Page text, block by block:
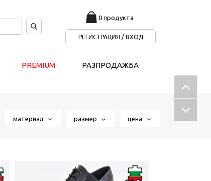
0 продукта
РЕГИСТРАЦИЯ / ВХОД
PREMIUM РАЗПРОДАЖБА
материал размер цена